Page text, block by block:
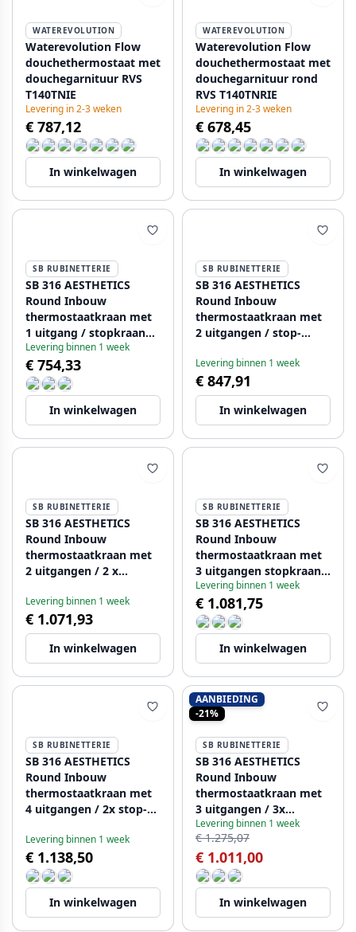
WATEREVOLUTION
Waterevolution Flow
douchethermostaat met
douchegarnituur RVS
T140TNIE
Levering in 2-3 weken
€ 787,12
In winkelwagen
WATEREVOLUTION
Waterevolution Flow
douchethermostaat met
douchegarnituur rond
RVS T140TNRIE
Levering in 2-3 weken
€ 678,45
In winkelwagen
SB RUBINETTERIE
SB 316 AESTHETICS
Round Inbouw
thermostaatkraan met
1 uitgang / stopkraan
volledig RVS 1208954889
Levering binnen 1 week
€ 754,33
In winkelwagen
SB RUBINETTERIE
SB 316 AESTHETICS
Round Inbouw
thermostaatkraan met
2 uitgangen / stop-
RVS 1208954901
Levering binnen 1 week
€ 847,91
In winkelwagen
SB RUBINETTERIE
SB 316 AESTHETICS
Round Inbouw
thermostaatkraan met
2 uitgangen / 2 x
1208954919
Levering binnen 1 week
€ 1.071,93
In winkelwagen
SB RUBINETTERIE
SB 316 AESTHETICS
Round Inbouw
thermostaatkraan met
3 uitgangen stopkraan /
stop-omstelkraan
volledig RVS 1208954949
Levering binnen 1 week
€ 1.081,75
In winkelwagen
SB RUBINETTERIE
SB 316 AESTHETICS
Round Inbouw
thermostaatkraan met
4 uitgangen / 2x stop-
RVS 1208954956
Levering binnen 1 week
€ 1.138,50
In winkelwagen
AANBIEDING
-21%
SB RUBINETTERIE
SB 316 AESTHETICS
Round Inbouw
thermostaatkraan met
3 uitgangen / 3x
stopkraan volledig RVS
1208954963
Levering binnen 1 week
€ 1.275,07
€ 1.011,00
In winkelwagen